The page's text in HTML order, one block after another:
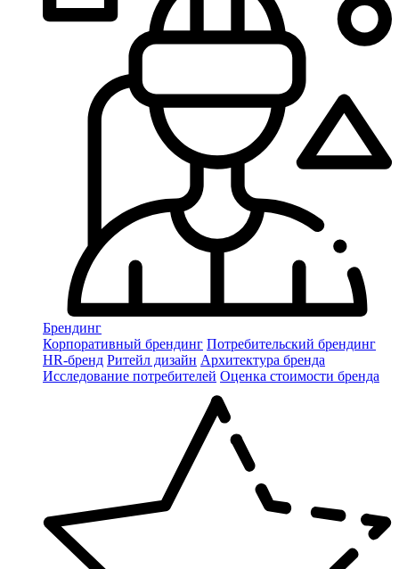
Брендинг
Корпоративный брендинг Потребительский брендинг
НR-бренд Ритейл дизайн Архитектура бренда
Исследование потребителей Оценка стоимости бренда